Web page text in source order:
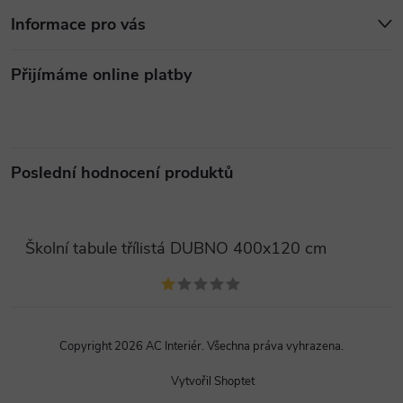
Informace pro vás
Přijímáme online platby
Poslední hodnocení produktů
Školní tabule třílistá DUBNO 400x120 cm
Vytvořil Shoptet
Copyright 2026 AC Interiér. Všechna práva vyhrazena.